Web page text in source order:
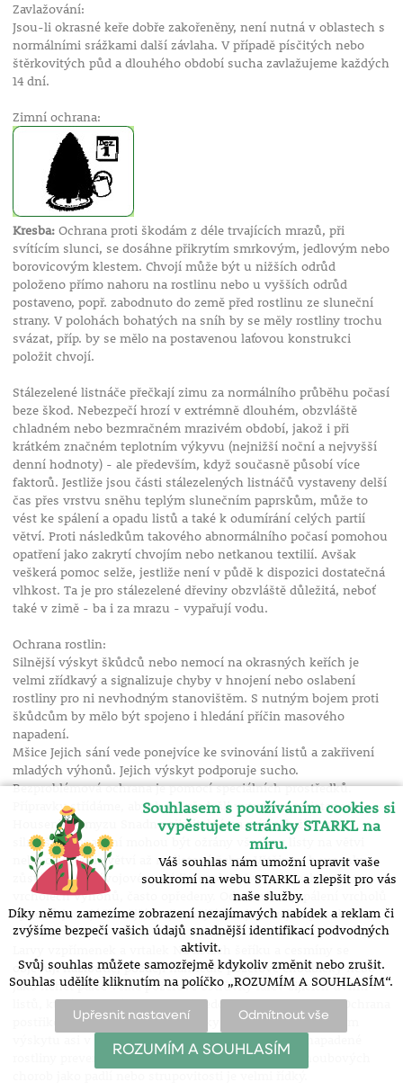
Zavlažování:
Jsou-li okrasné keře dobře zakořeněny, není nutná v oblastech s
normálními srážkami další závlaha. V případě písčitých nebo
štěrkovitých půd a dlouhého období sucha zavlažujeme každých
14 dní.
Zimní ochrana:
Kresba:Ochrana proti škodám z déle trvajících mrazů, při
svítícím slunci, se dosáhne přikrytím smrkovým, jedlovým nebo
borovicovým klestem. Chvojí může být u nižších odrůd
položeno přímo nahoru na rostlinu nebo u vyšších odrůd
postaveno, popř. zabodnuto do země před rostlinu ze sluneční
strany. V polohách bohatých na sníh by se měly rostliny trochu
svázat, příp. by se mělo na postavenou laťovou konstrukci
položit chvojí.
Stálezelené listnáče přečkají zimu za normálního průběhu počasí
beze škod. Nebezpečí hrozí v extrémně dlouhém, obzvláště
chladném nebo bezmračném mrazivém období, jakož i při
krátkém značném teplotním výkyvu (nejnižší noční a nejvyšší
denní hodnoty) - ale především, když současně působí více
faktorů. Jestliže jsou části stálezelených listnáčů vystaveny delší
čas přes vrstvu sněhu teplým slunečním paprskům, může to
vést ke spálení a opadu listů a také k odumírání celých partií
větví. Proti následkům takového abnormálního počasí pomohou
opatření jako zakrytí chvojím nebo netkanou textilií. Avšak
veškerá pomoc selže, jestliže není v půdě k dispozici dostatečná
vlhkost. Ta je pro stálezelené dřeviny obzvláště důležitá, neboť
také v zimě - ba i za mrazu - vypařují vodu.
Ochrana rostlin:
Silnější výskyt škůdců nebo nemocí na okrasných keřích je
velmi zřídkavý a signalizuje chyby v hnojení nebo oslabení
rostliny pro ni nevhodným stanovištěm. S nutným bojem proti
škůdcům by mělo být spojeno i hledání příčin masového
napadení.
Mšice Jejich sání vede ponejvíce ke svinování listů a zakřivení
mladých výhonů. Jejich výskyt podporuje sucho.
Bezproblémová ochrana je pomocí speciálních prostředků.
Přípravky střídáme, abychom předešli vytvoření rezistence.
Housenky hmyzu Snadno zjistitelné na místech žíru, při
silnějším napadení mohou být ožrány všechny listy na větvi
nebo celé partie větví až na listová žebra. Většinou housenky
zůstávají v 1. vývojovém stádiu společně v hnízdech na
vrcholech výhonů, často opředeny. Odstranění a spálení vrcholů
výhonů je nejúčinnější, nejlevnější a nejzdravější způsob
ochrany.
Larvy vzpřímenek a vrtalek Na listech šeříku a cesmíny se
objevují nažloutlé, později nahnědlé požerové chodbičky nebo
jako nehet palce velké požerové ostrůvky larev žijících uvnitř
listů, které při silném napadení vedou až k jejich opadu. Ochrana
postřikem systémovými prostředky proti hmyzu při prvním
výskytu asi v polovině května, v předchozím roce napadené
rostliny preventivně ošetříme už v předjaří.Výskyt houbových
Souhlasem s používáním cookies si
vypěstujete stránky STARKL na
míru.
Váš souhlas nám umožní upravit vaše
soukromí na webu STARKL a zlepšit pro vás
naše služby.
Díky němu zamezíme zobrazení nezajímavých nabídek a reklam či
zvýšíme bezpečí vašich údajů snadnější identifikací podvodných
aktivit.
Svůj souhlas můžete samozřejmě kdykoliv změnit nebo zrušit.
Souhlas udělíte kliknutím na políčko „ROZUMÍM A SOUHLASÍM“.
Upřesnit nastavení Odmítnout vše
ROZUMÍM A SOUHLASÍM